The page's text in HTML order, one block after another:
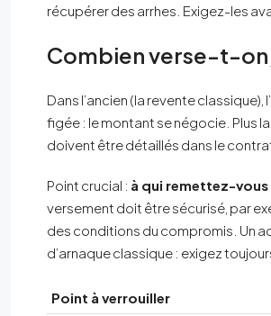
récupérer des arrhes. Exigez-les
Combien verse-t-on,
Dans l’ancien (la revente
figée : le montant se négocie. Plus
doivent être détaillés dans le
Point crucial : à qui remettez-vous
versement doit être sécurisé, par
des conditions du compromis. Un
d’arnaque classique : exigez
Point à verrouiller